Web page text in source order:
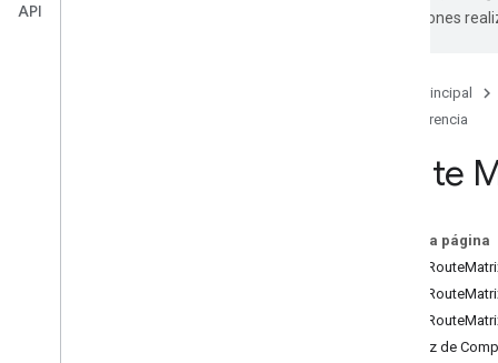
traducciones
Página principal
Referencia
Route
En esta página
Clase
Clase
Clase
Interfaz de
API